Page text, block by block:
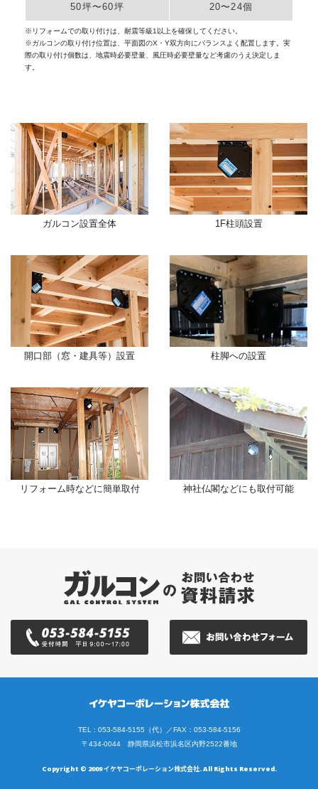
50坪〜60坪 20〜24個
※リフォームでの取り付けは、耐震等級1以上を確保してください。
※ガルコンの取り付け位置は、平面図のX・Y双方向にバランスよく配置します。実
際の取り付け個数は、地震時必要壁量、風圧時必要壁量など考慮のうえ決定しま
す。
ガルコン設置全体 1F柱頭設置
開口部（窓・建具等）設置 柱脚への設置
リフォーム時などに簡単取付 神社仏閣などにも取付可能
TEL : 053-584-5155（代）／FAX：053-584-5156
〒434-0044 静岡県浜松市浜名区内野2522番地
Copyright © 2009 イケヤコーポレーション株式会社. All Rights Reserved.